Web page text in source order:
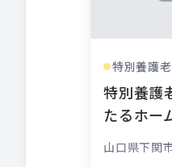
●特別養護
特別養
たるホー
山口県下関